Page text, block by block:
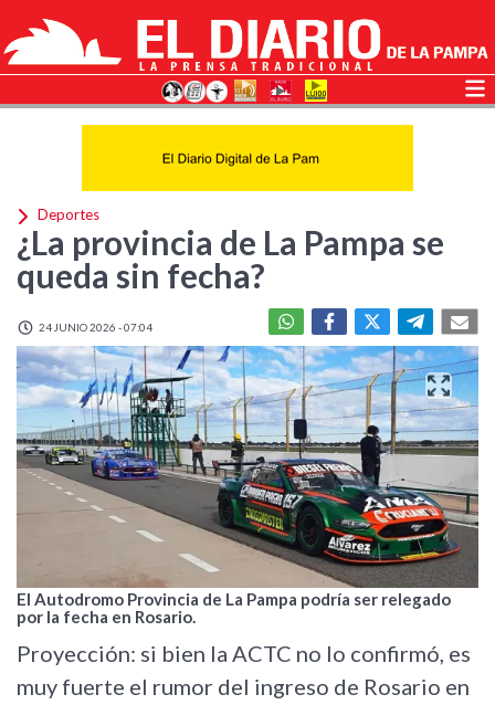
Deportes
¿La provincia de La Pampa se
queda sin fecha?
24 JUNIO 2026 - 07:04
El Autodromo Provincia de La Pampa podría ser relegado
por la fecha en Rosario.
Proyección: si bien la ACTC no lo confirmó, es
muy fuerte el rumor del ingreso de Rosario en